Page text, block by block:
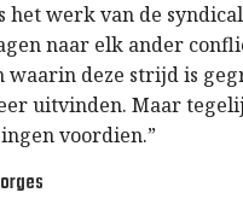
het werk van de
naar elk ander
waarin deze strijd is
uitvinden. Maar
voordien.”